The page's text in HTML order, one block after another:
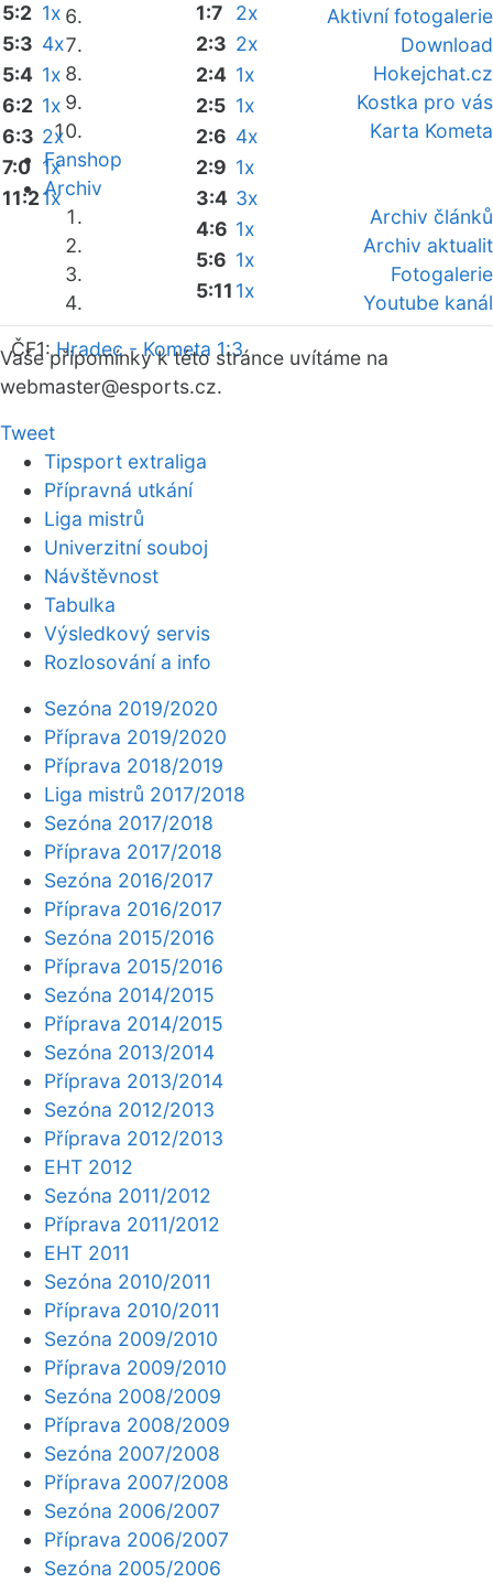
Aktivní fotogalerie
Download
Hokejchat.cz
Kostka pro vás
Karta Kometa
Fanshop
Archiv
Archiv článků
Archiv aktualit
Fotogalerie
Youtube kanál
ČF1:Hradec - Kometa 1:3
5:2 1x
5:3 4x
5:4 1x
6:2 1x
6:3 2x
7:0 1x
11:21x
1:7
2x
2:3 2x
2:4 1x
2:5 1x
2:6 4x
2:9 1x
3:4 3x
4:6 1x
5:6 1x
5:11 1x
Vaše připomínky k této stránce uvítáme na
webmaster@esports.cz.
Tweet
Tipsport extraliga
Přípravná utkání
Liga mistrů
Univerzitní souboj
Návštěvnost
Tabulka
Výsledkový servis
Rozlosování a info
Sezóna 2019/2020
Příprava 2019/2020
Příprava 2018/2019
Liga mistrů 2017/2018
Sezóna 2017/2018
Příprava 2017/2018
Sezóna 2016/2017
Příprava 2016/2017
Sezóna 2015/2016
Příprava 2015/2016
Sezóna 2014/2015
Příprava 2014/2015
Sezóna 2013/2014
Příprava 2013/2014
Sezóna 2012/2013
Příprava 2012/2013
EHT 2012
Sezóna 2011/2012
Příprava 2011/2012
EHT 2011
Sezóna 2010/2011
Příprava 2010/2011
Sezóna 2009/2010
Příprava 2009/2010
Sezóna 2008/2009
Příprava 2008/2009
Sezóna 2007/2008
Příprava 2007/2008
Sezóna 2006/2007
Příprava 2006/2007
Sezóna 2005/2006